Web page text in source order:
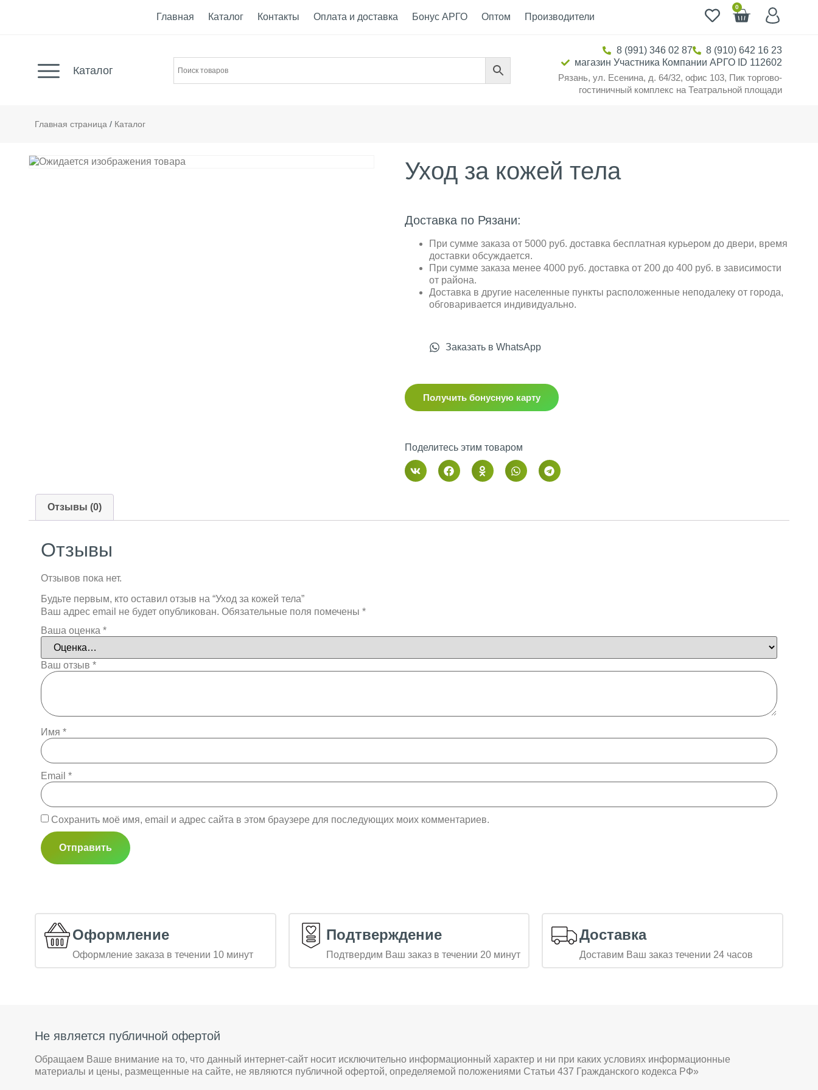
Главная Каталог Контакты Оплата и доставка Бонус АРГО Оптом Производители
0
Каталог
8 (991) 346 02 87
8 (910) 642 16 23
магазин Участника Компании АРГО ID 112602
Рязань, ул. Есенина, д. 64/32, офис 103, Пик торгово-
гостиничный комплекс на Театральной площади
Главная страница / Каталог
Уход за кожей тела
Доставка по Рязани:
При сумме заказа от 5000 руб. доставка бесплатная курьером до двери, время
доставки обсуждается.
При сумме заказа менее 4000 руб. доставка от 200 до 400 руб. в зависимости
от района.
Доставка в другие населенные пункты расположенные неподалеку от города,
обговаривается индивидуально.
Заказать в WhatsApp
Получить бонусную карту
Поделитесь этим товаром
Отзывы (0)
Отзывы
Отзывов пока нет.
Будьте первым, кто оставил отзыв на “Уход за кожей тела”
Ваш адрес email не будет опубликован. Обязательные поля помечены *
Ваша оценка *
Ваш отзыв *
Имя *
Email *
Сохранить моё имя, email и адрес сайта в этом браузере для последующих моих комментариев.
Оформление
Оформление заказа в течении 10 минут
Подтверждение
Подтвердим Ваш заказ в течении 20 минут
Доставка
Доставим Ваш заказ течении 24 часов
Не является публичной офертой
Обращаем Ваше внимание на то, что данный интернет-сайт носит исключительно информационный характер и ни при каких условиях информационные
материалы и цены, размещенные на сайте, не являются публичной офертой, определяемой положениями Статьи 437 Гражданского кодекса РФ»